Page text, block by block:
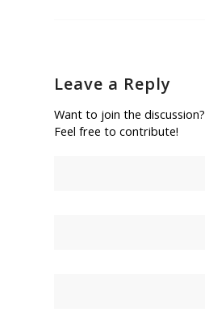
Leave a Reply
Want to join the discussion?
Feel free to contribute!